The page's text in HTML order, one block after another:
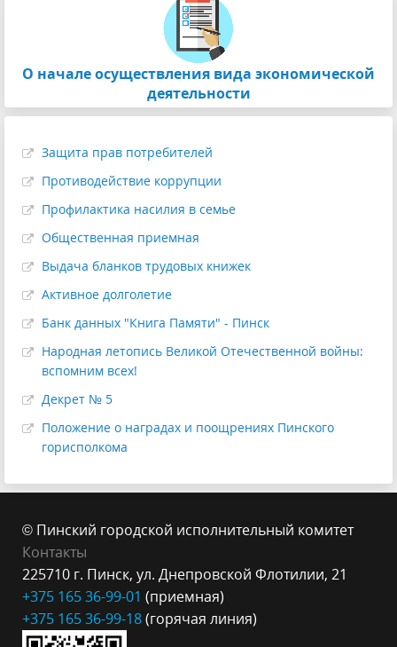
О начале осуществления вида экономической
деятельности
Защита прав потребителей
Противодействие коррупции
Профилактика насилия в семье
Общественная приемная
Выдача бланков трудовых книжек
Активное долголетие
Банк данных "Книга Памяти" - Пинск
Народная летопись Великой Отечественной войны:
вспомним всех!
Декрет № 5
Положение о наградах и поощрениях Пинского
горисполкома
© Пинский городской исполнительный комитет
Контакты
225710 г. Пинск, ул. Днепровской Флотилии, 21
+375 165 36-99-01 (приемная)
+375 165 36-99-18(горячая линия)